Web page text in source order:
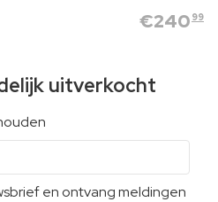
€240 99
uitverkocht
en ontvang meldingen